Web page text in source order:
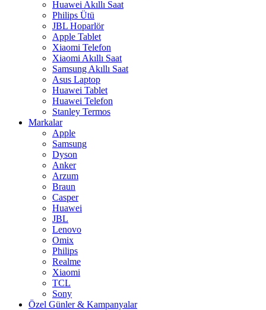
Huawei Akıllı Saat
Philips Ütü
JBL Hoparlör
Apple Tablet
Xiaomi Telefon
Xiaomi Akıllı Saat
Samsung Akıllı Saat
Asus Laptop
Huawei Tablet
Huawei Telefon
Stanley Termos
Markalar
Apple
Samsung
Dyson
Anker
Arzum
Braun
Casper
Huawei
JBL
Lenovo
Omix
Philips
Realme
Xiaomi
TCL
Sony
Özel Günler & Kampanyalar